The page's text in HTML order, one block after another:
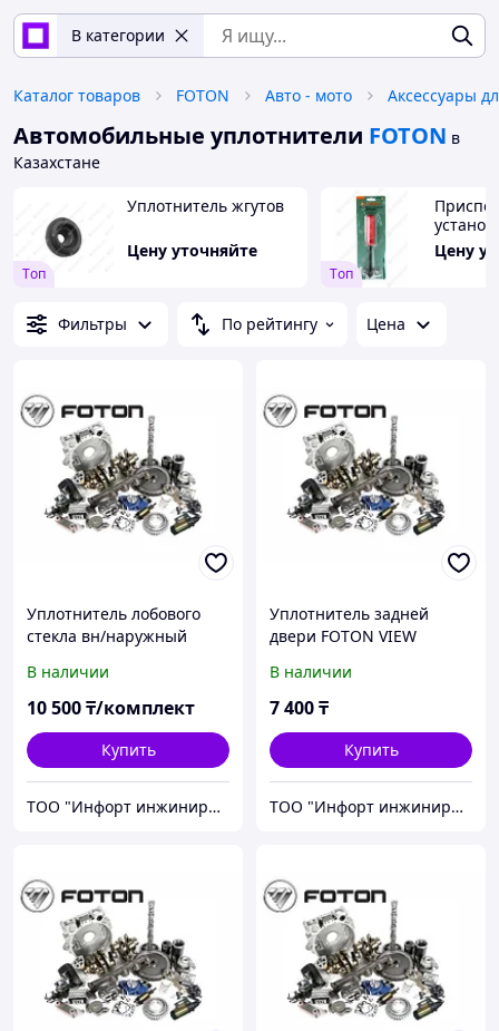
В категории
Каталог товаров FOTON Авто - мото Аксессуары
Автомобильные уплотнители FOTON в
Казахстане
Tоп
Уплотнитель жгутов
Цену уточняйте
Tоп
Цену
Фильтры По рейтингу Цена
Уплотнитель лобового
стекла вн/наружный
1B20052100002/3
В наличии
10 500₸/комплект
Купить
ТОО "Инфорт инжиниринг"
Уплотнитель задней
двери FOTON VIEW
В наличии
7 400₸
Купить
ТОО "Инфорт инжиниринг"